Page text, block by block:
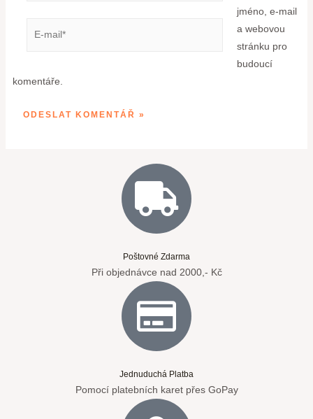
jméno, e-mail
a webovou
stránku pro
budoucí
komentáře.
Poštovné Zdarma
Při objednávce nad 2000,- Kč
Jednuduchá Platba
Pomocí platebních karet přes GoPay